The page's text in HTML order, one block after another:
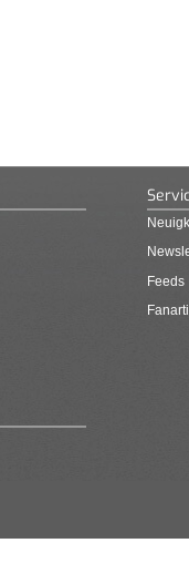
Feeds